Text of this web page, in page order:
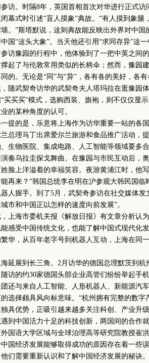
访。时隔8年，英国首相首次对华进行正式
幕式时引述“盲人摸象”典故。“有人摸到象
。”斯塔默说，这则典故能反映出外界对中国
国“这头大象”。当天他还引用“求同存异”这
访豫园的行程中，他体验到了一把中英之间
起了与伦敦常用类似的长柄伞；然而，豫园
的。无论是“同”与“异”，各有各的美好，各
武契奇访华的武契奇夫人塔玛拉在逛豫园
买买买”模式，选购西装、旗袍，则不仅仅显
的某种角度的认可。
的是，乐意将上海作为访华重要一站的各国
理马丁出席爱尔兰旅游和食品推广活动，提
、生物医院、集成电路、人工智能等领域要多
奏乌拉圭探戈舞曲。在豫园与市民互动后，
脸上洋溢着的幸福笑容。夜游黄浦江时，他
再来？”韩国总统李在明在沪参观大韩民国
器人握手。到了5月，武契奇参访在社交媒体
市和中国正以怎样的速度向前发展”。
海市委机关报《解放日报》有文章分析认为
感受中国传统文化，也能了解中国式现代化
华，从百年老字号到机器人互动，上海在同
展到长三角。2月访华的德国总理默茨到杭
访的约30家德国头部企业高管们纷纷举起手
还与来自人工智能、人形机器人、新能源汽
选择颇具风向标意味。“杭州拥有完整的数
具优势，正吸引越来越多关注科创、产业升
到中国活力十足的科技创新，两国间的合作
语大学区域与全球治理高等研究院教授崔洪
国经济发展能够取得成功的原因存在着一些
们需要重新认识和了解中国经济发展的秘诀